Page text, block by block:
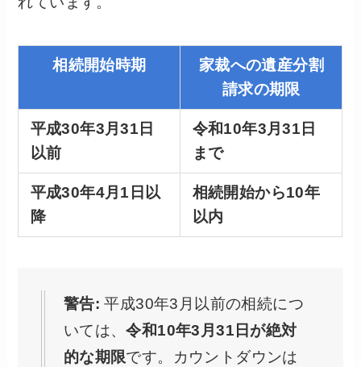
相続開始時期
家裁への遺産分割
請求の期限
平成30年3月31日
以前
令和10年3月31日
まで
平成30年4月1日以
降
相続開始から10年
以内
警告: 平成30年3月以前の相続につ
いては、令和10年3月31日が絶対
的な期限です。カウントダウンは